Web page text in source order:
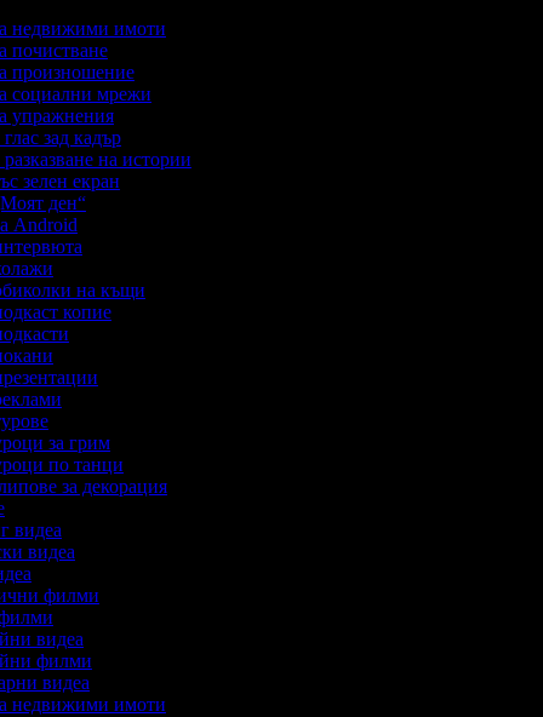
недвижими имоти
почистване
произношение
социални мрежи
упражнения
зад кадър
разказване на истории
зелен екран
ден“
Android
на къщи
копие
за грим
по танци
за декорация
видеа
видеа
филми
видеа
филми
видеа
недвижими имоти